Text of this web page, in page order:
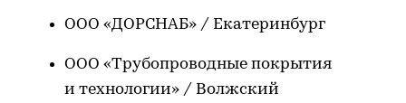
ООО «ДОРСНАБ» / Екатеринбург
ООО «Трубопроводные покрытия
и технологии» / Волжский